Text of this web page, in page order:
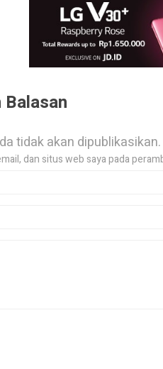
tidak akan dipublikasikan.
dan situs web saya pada